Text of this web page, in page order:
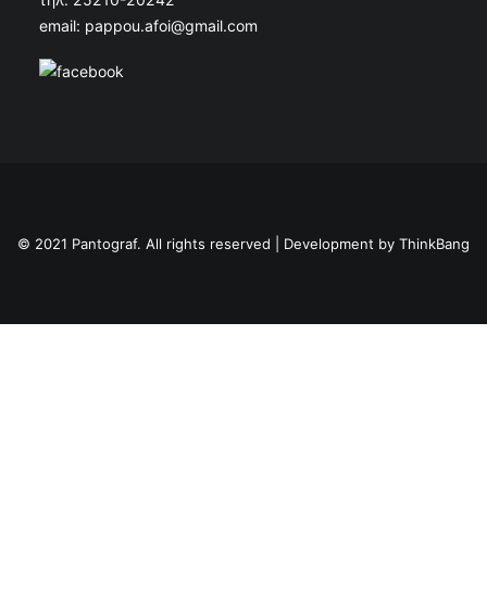
email: pappou.afoi@gmail.com
© 2021 Pantograf. All rights reserved | Development by ThinkBang